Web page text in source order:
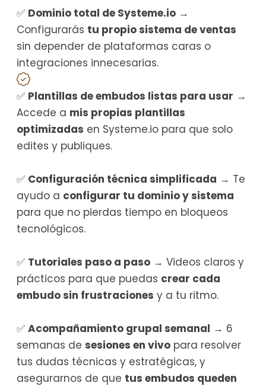
✅ Dominio total de Systeme.io →
Configurarás tu propio sistema de ventas
sin depender de plataformas caras o
integraciones innecesarias.
✅ Plantillas de embudos listas para usar →
Accede a mis propias plantillas
optimizadas en Systeme.io para que solo
edites y publiques.
✅ Configuración técnica simplificada → Te
ayudo a configurar tu dominio y sistema
para que no pierdas tiempo en bloqueos
tecnológicos.
✅ Tutoriales paso a paso → Videos claros y
prácticos para que puedas crear cada
embudo sin frustraciones y a tu ritmo.
✅ Acompañamiento grupal semanal → 6
semanas de sesiones en vivo para resolver
tus dudas técnicas y estratégicas, y
asegurarnos de que tus embudos queden